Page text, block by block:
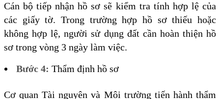
Cán bộ tiếp nhận hồ sơ sẽ kiểm tra tính hợp lệ của
các giấy tờ. Trong trường hợp hồ sơ thiếu hoặc
không hợp lệ, người sử dụng đất cần hoàn thiện hồ
sơ trong vòng 3 ngày làm việc.
Bước 4: Thẩm định hồ sơ
Cơ quan Tài nguyên và Môi trường tiến hành thẩm